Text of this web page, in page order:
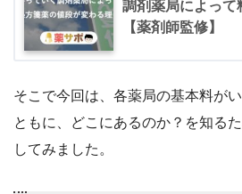
調剤薬局によって
【薬剤師監修】
そこで今回は、各薬局の基本料が
ともに、どこにあるのか？を知る
してみました。